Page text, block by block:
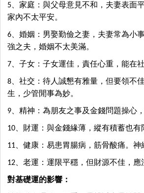
5、家庭：與父母意見不和，夫妻表面
家內不太平安。
6、婚姻：男娶勤儉之妻，夫妻常為小
強之夫，婚姻不太美滿。
7、子女：子女運佳，責任心重，能在
8、社交：待人誠懇有雅量，但要領不
生，少管閒事為妙。
9、精神：為朋友之事及金錢問題操心
10、財運：與金錢緣薄，縱有積蓄也有
11、健康：易患胃腸病，筋骨酸痛。神
12、老運：運限平穩，但財源不佳，應
對基礎運的影響：